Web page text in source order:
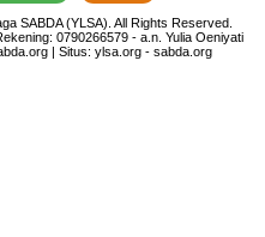
SABDA (YLSA). All Rights Reserved.
0790266579 - a.n. Yulia Oeniyati
| Situs:ylsa.org -sabda.org